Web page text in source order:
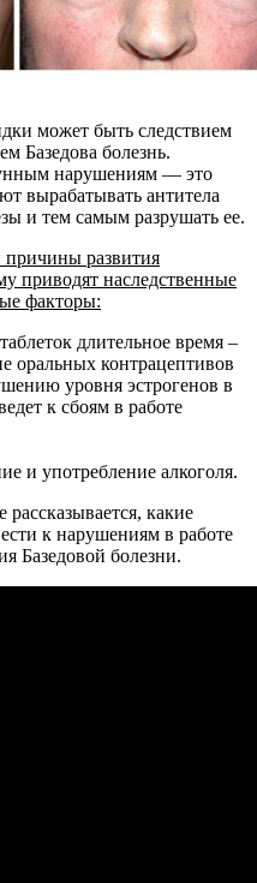
может быть следствием
Базедова болезнь.
нарушениям — это
вырабатывать антитела
и тем самым разрушать ее.
причины развития
приводят наследственные
факторы:
длительное время –
оральных контрацептивов
уровня эстрогенов в
к сбоям в работе
и употребление алкоголя.
какие
к нарушениям в работе
Базедовой болезни.